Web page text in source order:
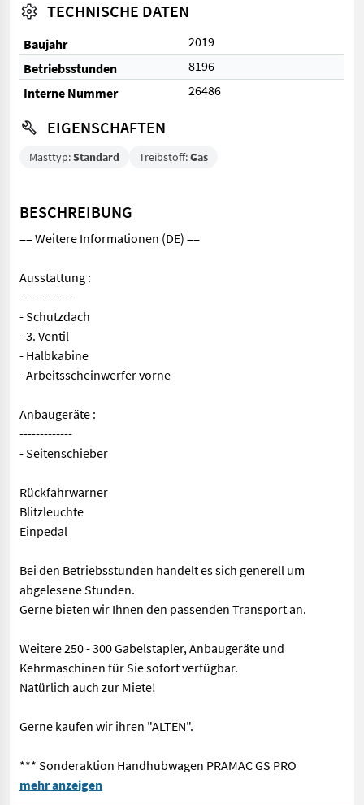
TECHNISCHE DATEN
Baujahr
2019
Betriebsstunden
8196
Interne Nummer
26486
EIGENSCHAFTEN
Masttyp:Standard Treibstoff:Gas
BESCHREIBUNG
== Weitere Informationen (DE) ==
Ausstattung :
-------------
- Schutzdach
- 3. Ventil
- Halbkabine
- Arbeitsscheinwerfer vorne
Anbaugeräte :
-------------
- Seitenschieber
Rückfahrwarner
Blitzleuchte
Einpedal
Bei den Betriebsstunden handelt es sich generell um
abgelesene Stunden.
Gerne bieten wir Ihnen den passenden Transport an.
Weitere 250 - 300 Gabelstapler, Anbaugeräte und
Kehrmaschinen für Sie sofort verfügbar.
Natürlich auch zur Miete!
Gerne kaufen wir ihren "ALTEN".
*** Sonderaktion Handhubwagen PRAMAC GS PRO
== Weitere Informationen (DE) == Ausstattung : ------------- -
mehr anzeigen